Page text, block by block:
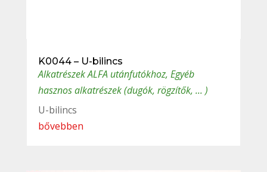
K0044 – U-bilincs
Alkatrészek ALFA utánfutókhoz, Egyéb
hasznos alkatrészek (dugók, rögzítők, ... )
U-bilincs
bővebben